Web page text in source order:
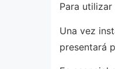
Para
Una vez
presentará